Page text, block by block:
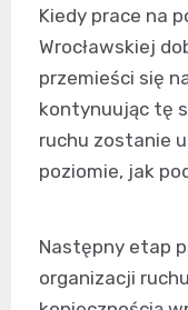
Kiedy prace na
Wrocławskiej
przemieści się
kontynuując tę
ruchu zostanie
poziomie, jak
Następny etap
organizacji